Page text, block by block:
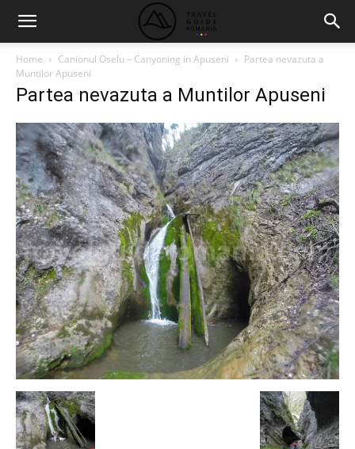
Home Canionul Oselu – Canyoning in Apuseni
Partea nevazuta a
Muntilor Apuseni
Partea nevazuta a Muntilor Apuseni